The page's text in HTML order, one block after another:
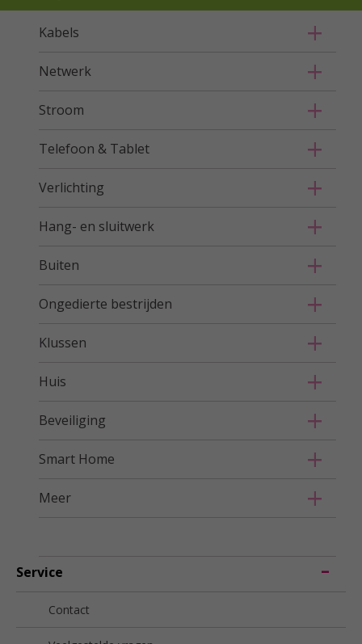
Kabels
Netwerk
Stroom
Telefoon & Tablet
Verlichting
Hang- en sluitwerk
Buiten
Ongedierte bestrijden
Klussen
Huis
Beveiliging
Smart Home
Meer
Service
Contact